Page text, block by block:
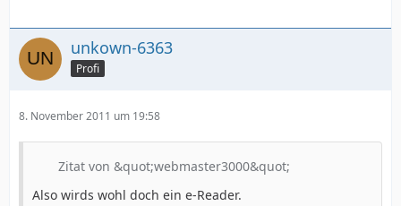
unkown-6363
Profi
8. November 2011 um 19:58
Zitat von &quot;webmaster3000&quot;
Also wirds wohl doch ein e-Reader.